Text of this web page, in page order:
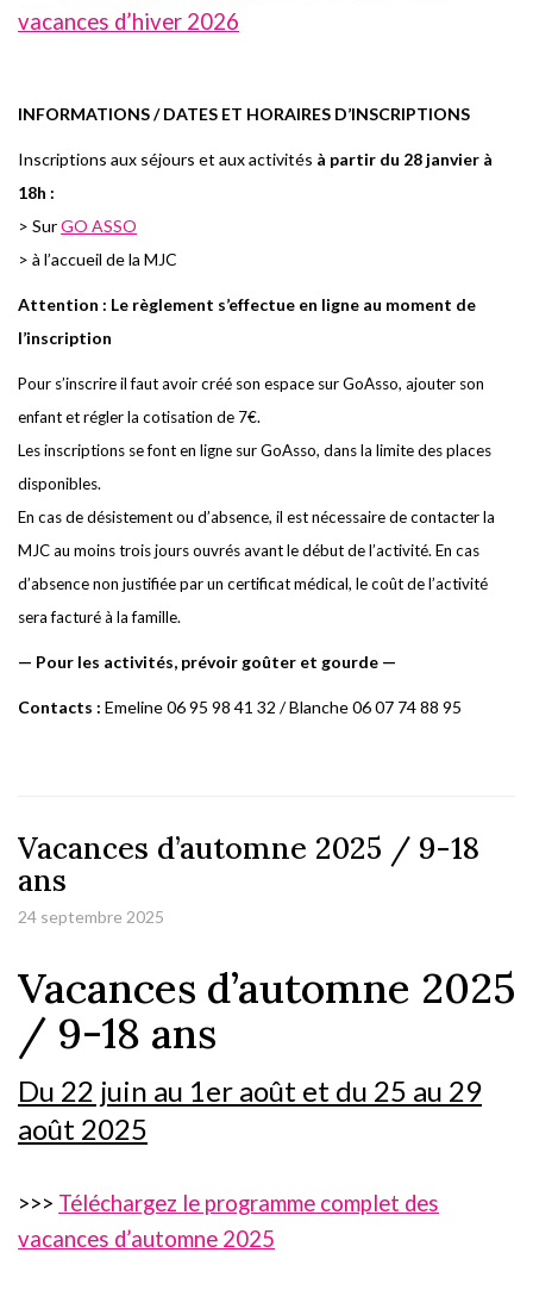
vacances d’hiver 2026
INFORMATIONS / DATES ET HORAIRES D’INSCRIPTIONS
Inscriptions aux séjours et aux activités à partir du 28 janvier à
18h :
> SurGO ASSO
> à l’accueil de la MJC
Attention : Le règlement s’effectue en ligne au moment de
l’inscription
Pour s’inscrire il faut avoir créé son espace sur GoAsso, ajouter son
enfant et régler la cotisation de 7€.
Les inscriptions se font en ligne sur GoAsso, dans la limite des places
disponibles.
En cas de désistement ou d’absence, il est nécessaire de contacter la
MJC au moins trois jours ouvrés avant le début de l’activité. En cas
d’absence non justifiée par un certificat médical, le coût de l’activité
sera facturé à la famille.
— Pour les activités, prévoir goûter et gourde —
Contacts : Emeline 06 95 98 41 32 /Blanche 06 07 74 88 95
Vacances d’automne 2025 / 9-18
ans
24 septembre 2025
Vacances d’automne 2025
/ 9-18 ans
Du 22 juin au 1er août et du 25 au 29
août 2025
>>> Téléchargez le programme complet des
vacances d’automne 2025